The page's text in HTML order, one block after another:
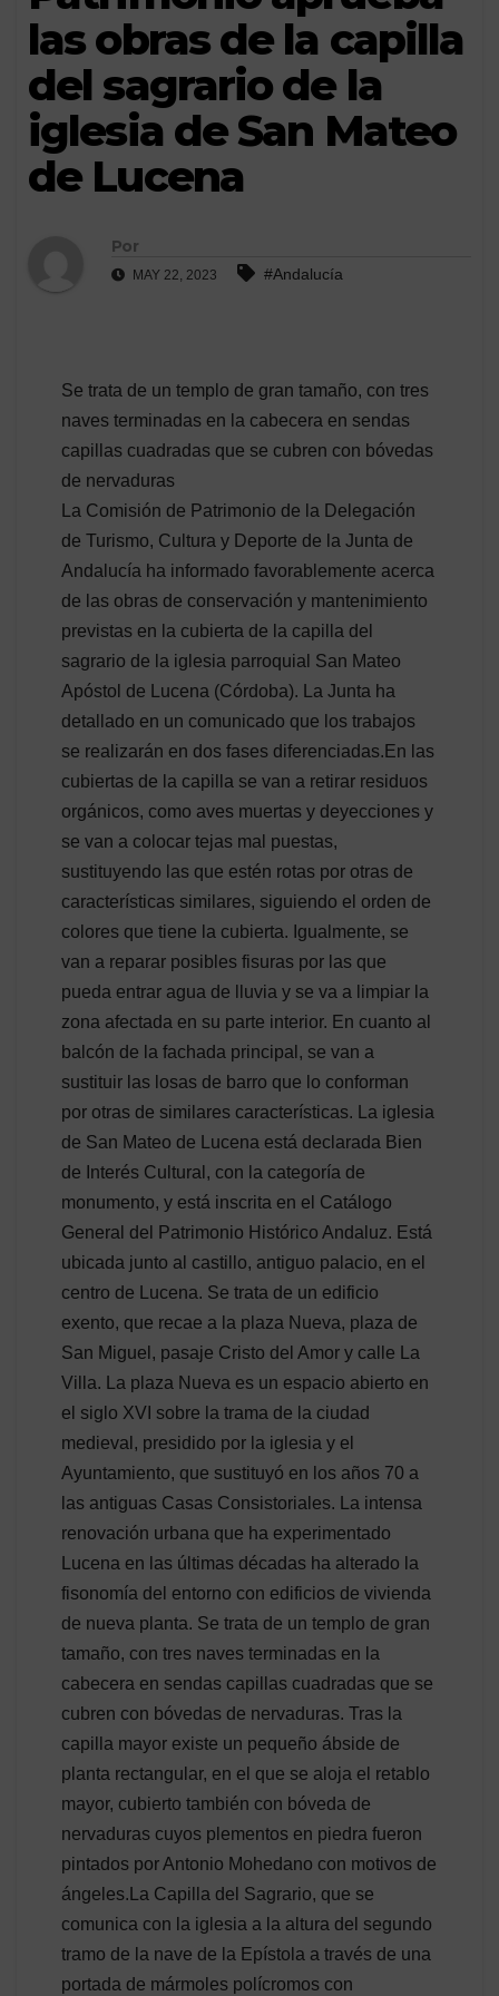
las obras de la capilla
del sagrario de la
iglesia de San Mateo
de Lucena
Por
MAY 22, 2023 #Andalucía
Se trata de un templo de gran tamaño, con tres
naves terminadas en la cabecera en sendas
capillas cuadradas que se cubren con bóvedas
de nervaduras
La Comisión de Patrimonio de la Delegación
de Turismo, Cultura y Deporte de la Junta de
Andalucía ha informado favorablemente acerca
de las obras de conservación y mantenimiento
previstas en la cubierta de la capilla del
sagrario de la iglesia parroquial San Mateo
Apóstol de Lucena (Córdoba). La Junta ha
detallado en un comunicado que los trabajos
se realizarán en dos fases diferenciadas.En las
cubiertas de la capilla se van a retirar residuos
orgánicos, como aves muertas y deyecciones y
se van a colocar tejas mal puestas,
sustituyendo las que estén rotas por otras de
características similares, siguiendo el orden de
colores que tiene la cubierta. Igualmente, se
van a reparar posibles fisuras por las que
pueda entrar agua de lluvia y se va a limpiar la
zona afectada en su parte interior. En cuanto al
balcón de la fachada principal, se van a
sustituir las losas de barro que lo conforman
por otras de similares características. La iglesia
de San Mateo de Lucena está declarada Bien
de Interés Cultural, con la categoría de
monumento, y está inscrita en el Catálogo
General del Patrimonio Histórico Andaluz. Está
ubicada junto al castillo, antiguo palacio, en el
centro de Lucena. Se trata de un edificio
exento, que recae a la plaza Nueva, plaza de
San Miguel, pasaje Cristo del Amor y calle La
Villa. La plaza Nueva es un espacio abierto en
el siglo XVI sobre la trama de la ciudad
medieval, presidido por la iglesia y el
Ayuntamiento, que sustituyó en los años 70 a
las antiguas Casas Consistoriales. La intensa
renovación urbana que ha experimentado
Lucena en las últimas décadas ha alterado la
fisonomía del entorno con edificios de vivienda
de nueva planta. Se trata de un templo de gran
tamaño, con tres naves terminadas en la
cabecera en sendas capillas cuadradas que se
cubren con bóvedas de nervaduras. Tras la
capilla mayor existe un pequeño ábside de
planta rectangular, en el que se aloja el retablo
mayor, cubierto también con bóveda de
nervaduras cuyos plementos en piedra fueron
pintados por Antonio Mohedano con motivos de
ángeles.La Capilla del Sagrario, que se
comunica con la iglesia a la altura del segundo
tramo de la nave de la Epístola a través de una
portada de mármoles polícromos con